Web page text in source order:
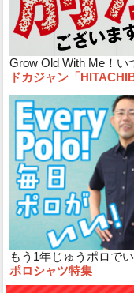
Grow Old With Me！い
ドカジャン「
もう1年じゅうポロでい
ポロシャツ特集